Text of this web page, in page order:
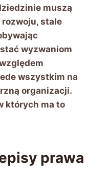
muszą
stale
wyzwaniom
wszystkim na
organizacji.
których ma to
prawa